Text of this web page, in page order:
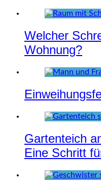
Welcher
Wohnung?
Gartenteich
Eine Schritt